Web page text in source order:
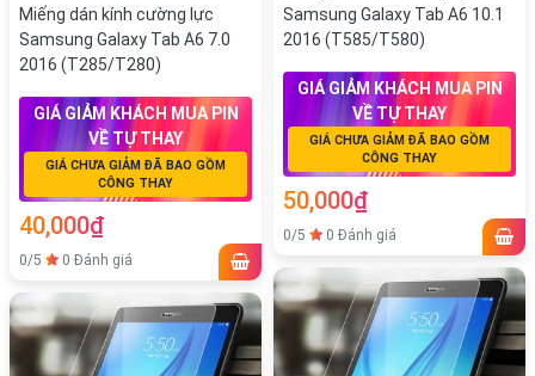
Samsung Galaxy Tab A6 10.1
2016 (T585/T580)
GIÁ GIẢM KHÁCH MUA PIN
VỀ TỰ THAY
GIÁ CHƯA GIẢM ĐÃ BAO GỒM
CÔNG THAY
50,000₫
0/5 0 Đánh giá
Miếng dán kính cường lực
Samsung Galaxy Tab A6 7.0
2016 (T285/T280)
GIÁ GIẢM KHÁCH MUA PIN
VỀ TỰ THAY
GIÁ CHƯA GIẢM ĐÃ BAO GỒM
CÔNG THAY
40,000₫
0/5 0 Đánh giá